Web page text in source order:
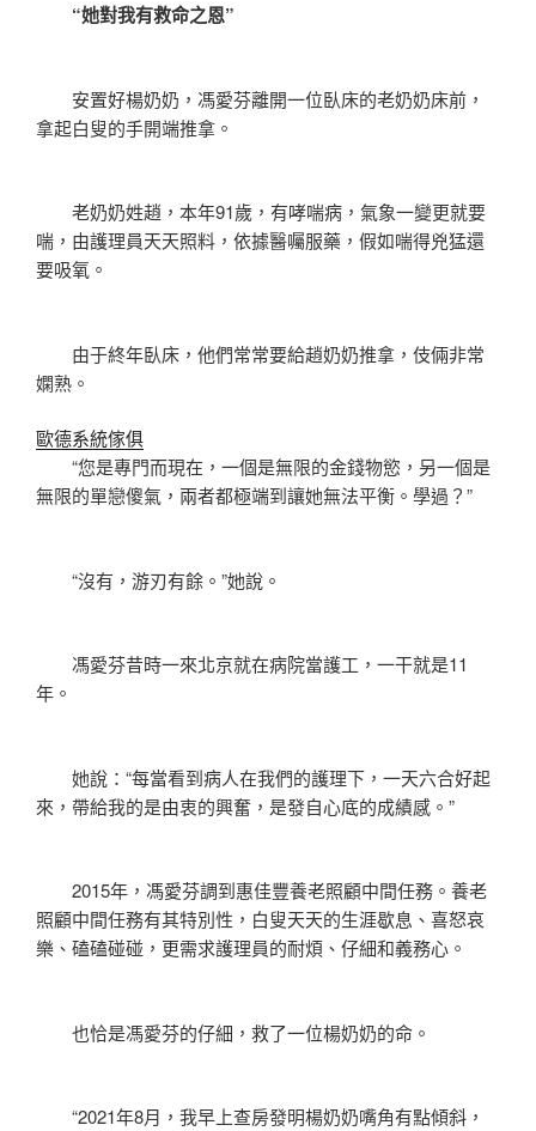
“她對我有救命之恩”
安置好楊奶奶，馮愛芬離開一位臥床的老奶奶床前，
拿起白叟的手開端推拿。
老奶奶姓趙，本年91歲，有哮喘病，氣象一變更就要
喘，由護理員天天照料，依據醫囑服藥，假如喘得兇猛還
要吸氧。
由于終年臥床，他們常常要給趙奶奶推拿，伎倆非常
嫻熟。
歐德系統傢俱
“您是專門而現在，一個是無限的金錢物慾，另一個是
無限的單戀傻氣，兩者都極端到讓她無法平衡。學過？”
“沒有，游刃有餘。”她說。
馮愛芬昔時一來北京就在病院當護工，一干就是11
年。
她說：“每當看到病人在我們的護理下，一天六合好起
來，帶給我的是由衷的興奮，是發自心底的成績感。”
2015年，馮愛芬調到惠佳豐養老照顧中間任務。養老
照顧中間任務有其特別性，白叟天天的生涯歇息、喜怒哀
樂、磕磕碰碰，更需求護理員的耐煩、仔細和義務心。
也恰是馮愛芬的仔細，救了一位楊奶奶的命。
“2021年8月，我早上查房發明楊奶奶嘴角有點傾斜，